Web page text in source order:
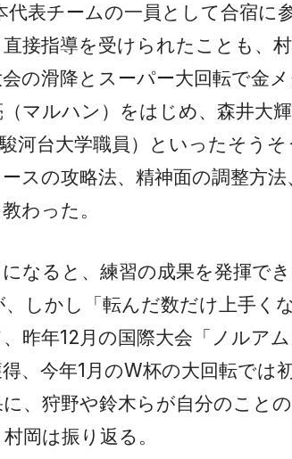
代表チームの一員として合宿に
接指導を受けられたことも、
の滑降とスーパー大回転で金
マルハン）をはじめ、森井大
河台大学職員）といったそうそ
スの攻略法、精神面の調整方
わった。
なると、練習の成果を発揮で
しかし「転んだ数だけ上手く
昨年12月の国際大会「ノルア
、今年1月のW杯の大回転では
、狩野や鈴木らが自分のこと
岡は振り返る。